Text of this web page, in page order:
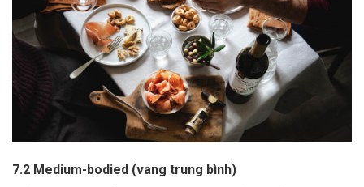
7.2 Medium-bodied (vang trung bình)